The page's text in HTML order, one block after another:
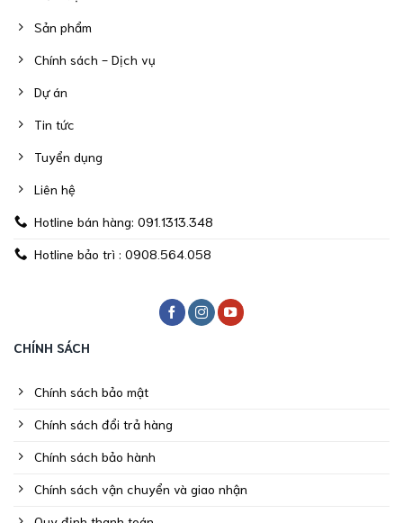
Sản phẩm
Chính sách - Dịch vụ
Dự án
Tin tức
Tuyển dụng
Liên hệ
Hotline bán hàng: 091.1313.348
Hotline bảo trì : 0908.564.058
CHÍNH SÁCH
Chính sách bảo mật
Chính sách đổi trả hàng
Chính sách bảo hành
Chính sách vận chuyển và giao nhận